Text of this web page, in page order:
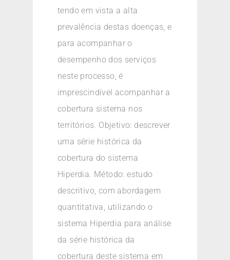
tendo em vista a alta
prevalência destas doenças, e
para acompanhar o
desempenho dos serviços
neste processo, é
imprescindível acompanhar a
cobertura sistema nos
territórios. Objetivo: descrever
uma série histórica da
cobertura do sistema
Hiperdia. Método: estudo
descritivo, com abordagem
quantitativa, utilizando o
sistema Hiperdia para análise
da série histórica da
cobertura deste sistema em